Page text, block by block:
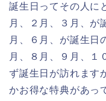
誕生日ってその人に
月、２月、３月、が
月、６月、が誕生日
月、８月、９月、１
ず誕生日が訪れます
かお得な特典があっ